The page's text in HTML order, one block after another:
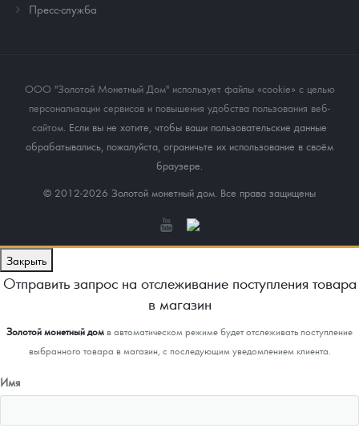
Пресс-служба
ООО "Золотой Монетный Дом" использует файлы «cookie» с целью
персонализации сервисов и повышения удобства пользования веб-
сайтом . Если вы не хотите, чтобы ваши пользовательские данные
обрабатывались, пожалуйста, ограничьте их использование в своём
браузере.
© 2012-2026 Золотой монетный дом. Все права защищены
Закрыть
Отправить запрос на отслеживание поступления товара
в магазин
Золотой монетный домв автоматическом режиме будет отслеживать поступление
выбранного товара в магазин, с последующим уведомлением клиента.
Имя